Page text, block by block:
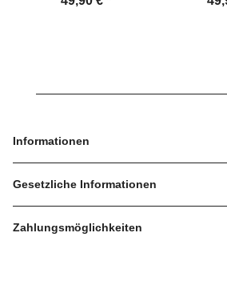
Informationen
Gesetzliche Informationen
Zahlungsmöglichkeiten